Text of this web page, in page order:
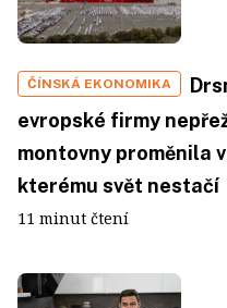
ČÍNSKÁ EKONOMIKA
evropské firmy
montovny proměnila
kterému svět nestačí
11 minut čtení